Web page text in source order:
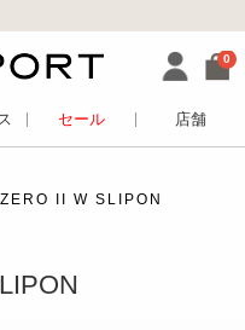
0
セール 店舗
II W SLIPON